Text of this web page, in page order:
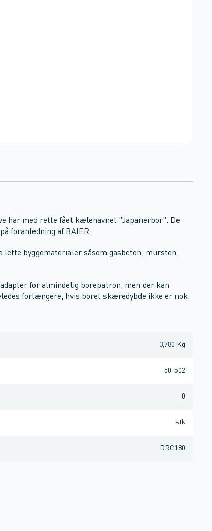
har med rette fået kælenavnet "Japanerbor". De
foranledning af BAIER.
lette byggematerialer såsom gasbeton, mursten,
for almindelig borepatron, men der kan
forlængere, hvis boret skæredybde ikke er nok.
3,780 Kg
50-502
0
stk
DRC180